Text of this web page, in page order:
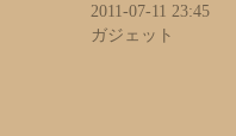
2011-07-11 23:45
ガジェット